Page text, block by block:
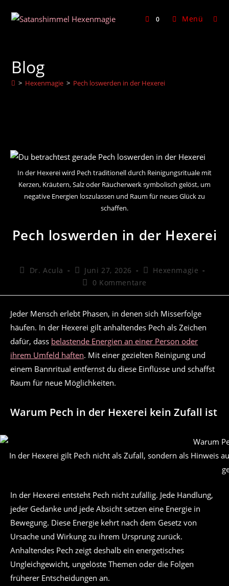
Inhalt
0 Menü
Blog
> Hexenmagie > Pech loswerden in der Hexerei
In der Hexerei wird Pech traditionell durch Reinigungsrituale mit
Kerzen, Kräutern, Salz oder Räucherwerk symbolisch gelöst, um
negative Energien loszulassen und Raum für neues Glück zu
schaffen.
Pech loswerden in der Hexerei
Beitrags-
Dr. Acula
Beitrag
veröffentlicht:
Juni 27, 2026
Beitrags-
Kategorie:
Hexenmagie
Beitrags-
0 Kommentare
Jeder Mensch erlebt Phasen, in denen sich Misserfolge
häufen. In der Hexerei gilt anhaltendes Pech als Zeichen
dafür, dass belastende Energien an einer Person oder
ihrem Umfeld haften. Mit einer gezielten Reinigung und
einem Bannritual entfernst du diese Einflüsse und schaffst
Raum für neue Möglichkeiten.
Warum Pech in der Hexerei kein Zufall ist
In der Hexerei gilt Pech nicht als Zufall, sondern als Hinweis
In der Hexerei entsteht Pech nicht zufällig. Jede Handlung,
jeder Gedanke und jede Absicht setzen eine Energie in
Bewegung. Diese Energie kehrt nach dem Gesetz von
Ursache und Wirkung zu ihrem Ursprung zurück.
Anhaltendes Pech zeigt deshalb ein energetisches
Ungleichgewicht, ungelöste Themen oder die Folgen
früherer Entscheidungen an.